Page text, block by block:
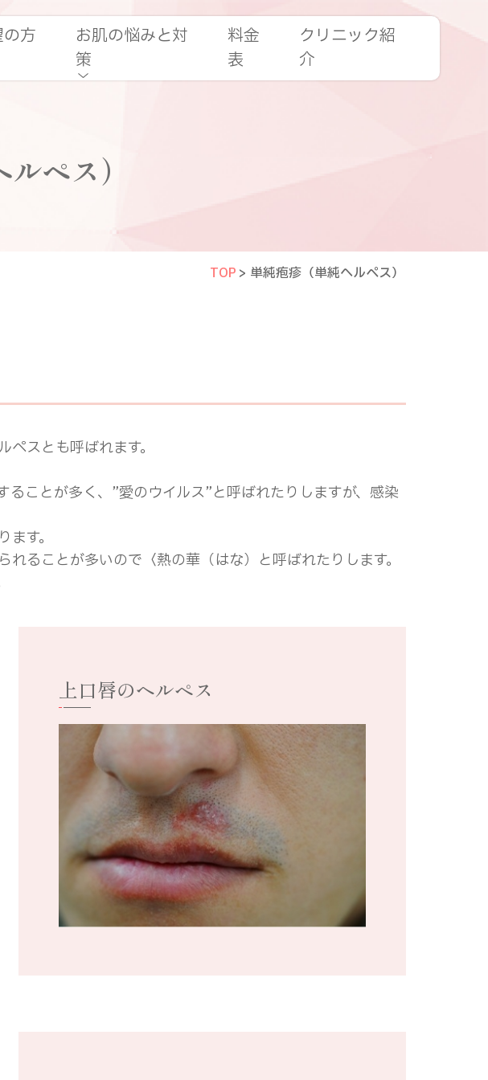
方
お肌の悩みと対
策
料金
表
クリニック紹
介
ペス）
TOP > 単純疱疹（単純ヘルペス）
スとも呼ばれます。
ことが多く、”愛のウイルス”と呼ばれたりしますが、感染
す。
ることが多いので〈熱の華（はな）と呼ばれたりします。
上口唇のヘルペス